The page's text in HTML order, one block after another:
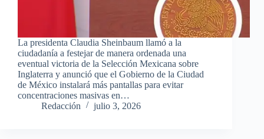
La presidenta Claudia Sheinbaum llamó a la
ciudadanía a festejar de manera ordenada una
eventual victoria de la Selección Mexicana sobre
Inglaterra y anunció que el Gobierno de la Ciudad
de México instalará más pantallas para evitar
concentraciones masivas en…
Redacción
julio 3, 2026